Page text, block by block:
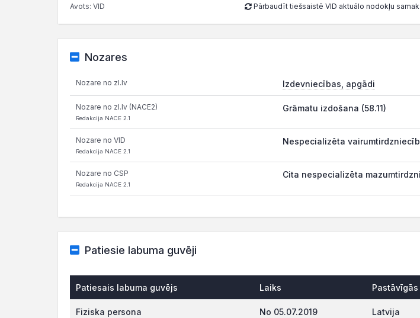
Avots: VID Pārbaudīt tiešsaistē VID aktuālo nodokļu
Nozares
Nozare no zl.lv Izdevniecības, apgādi
Nozare no zl.lv (NACE2)
Redakcija NACE 2.1
Grāmatu izdošana (58.11)
Nozare no VID
Redakcija NACE 2.1
Nespecializēta
Nozare no CSP
Redakcija NACE 2.1
Cita nespecializēta
Patiesie labuma guvēji
Patiesais labuma guvējs Laiks
Fiziska persona No 05.07.2019 Latvija